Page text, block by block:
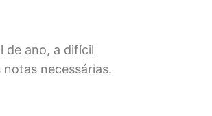
de ano, a difícil
necessárias.